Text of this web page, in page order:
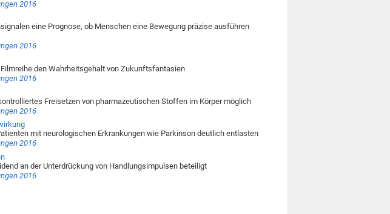
2016
eine Prognose, ob Menschen eine Bewegung präzise ausführen
2016
den Wahrheitsgehalt von Zukunftsfantasien
2016
Freisetzen von pharmazeutischen Stoffen im Körper möglich
2016
mit neurologischen Erkrankungen wie Parkinson deutlich entlasten
2016
an der Unterdrückung von Handlungsimpulsen beteiligt
2016